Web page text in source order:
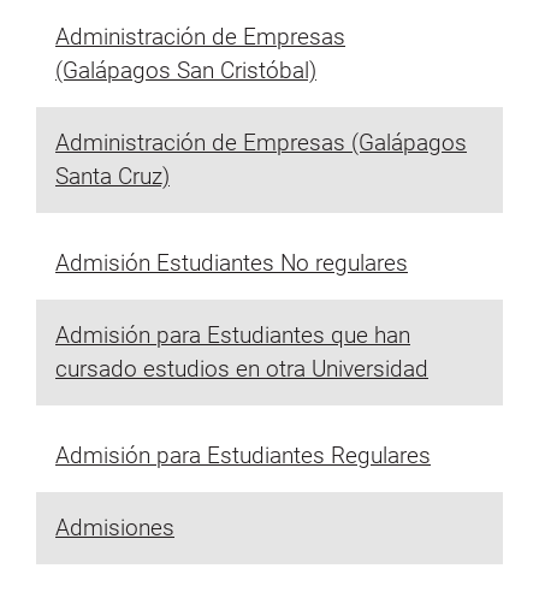
Administración de Empresas
(Galápagos San Cristóbal)
Administración de Empresas (Galápagos
Santa Cruz)
Admisión Estudiantes No regulares
Admisión para Estudiantes que han
cursado estudios en otra Universidad
Admisión para Estudiantes Regulares
Admisiones